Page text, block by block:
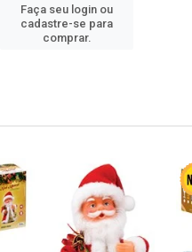
Faça seu login ou
cadastre-se para
comprar.